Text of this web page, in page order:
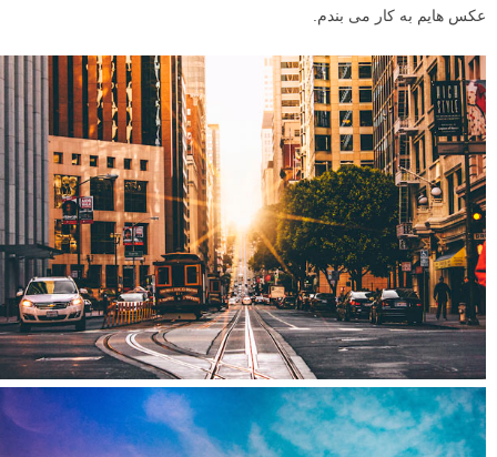
عکس هایم به کار می بندم.